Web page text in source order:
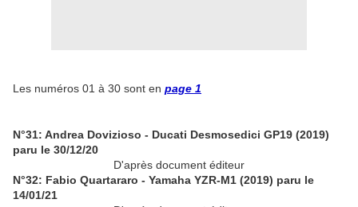
Les numéros 01 à 30 sont en page 1
N°31: Andrea Dovizioso - Ducati Desmosedici GP19 (2019)
paru le 30/12/20
D'après document éditeur
N°32: Fabio Quartararo - Yamaha YZR-M1 (2019) paru le
14/01/21